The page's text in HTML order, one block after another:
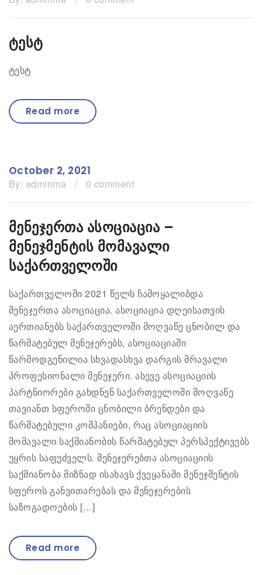
ტესტ
ტესტ
Read more
October 2, 2021
By: adminma / 0 comment
მენეჯერთა ასოციაცია –
მენეჯმენტის მომავალი
საქართველოში
საქართველოში 2021 წელს ჩამოყალიბდა
მენეჯერთა ასოციაცია. ასოციაცია დღეისათვის
აერთიანებს საქართველოში მოღვაწე ცნობილ და
წარმატებულ მენეჯერებს, ასოციაციაში
წარმოდგენილია სხვადასხვა დარგის მრავალი
პროფესიონალი მენეჯერი. ასევე ასოციაციის
პარტნიორები გახდნენ საქართველოში მოღვაწე
თავიანთ სფეროში ცნობილი ბრენდები და
წარმატებული კომპანიები, რაც ასოციაციის
მომავალი საქმიანობის წარმატებულ პერსპექტივებს
უყრის საფუძველს. მენეჯერებთა ასოციაციის
საქმიანობა მიზნად ისახავს ქვეყანაში მენეჯმენტის
სფეროს განვითარებას და მენეჯერების
საზოგადოების […]
Read more